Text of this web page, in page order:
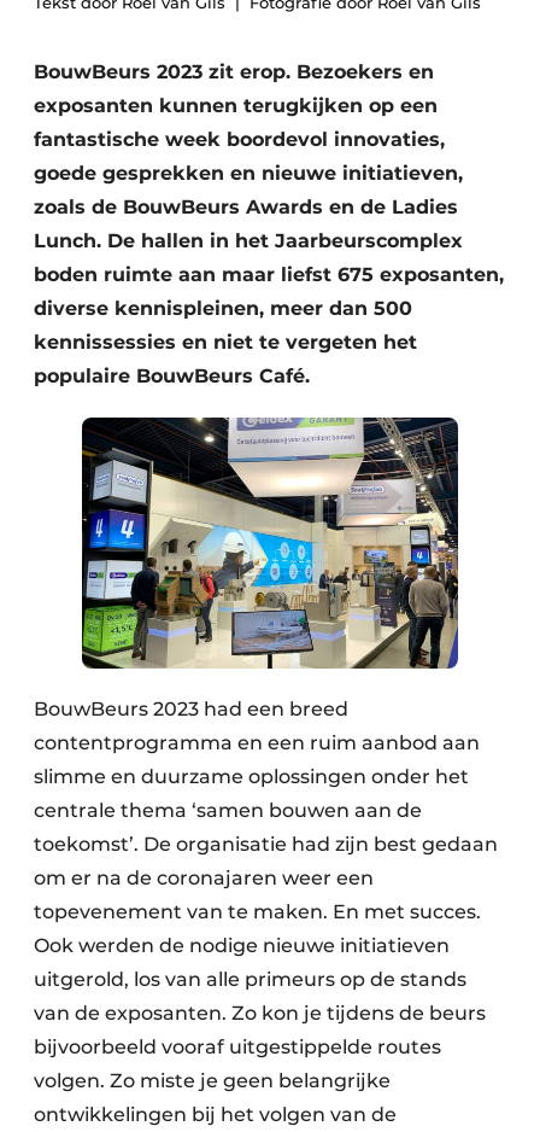
Podcasts
Vacature aanmelden
Vacatures
Video’s
BouwBeurs 2023 zit erop. Bezoekers en
exposanten kunnen terugkijken op een
fantastische week boordevol innovaties,
goede gesprekken en nieuwe initiatieven,
zoals de BouwBeurs Awards en de Ladies
Lunch. De hallen in het Jaarbeurscomplex
boden ruimte aan maar liefst 675 exposanten,
diverse kennispleinen, meer dan 500
kennissessies en niet te vergeten het
populaire BouwBeurs Café.
BouwBeurs 2023 had een breed
contentprogramma en een ruim aanbod aan
slimme en duurzame oplossingen onder het
centrale thema ‘samen bouwen aan de
toekomst’. De organisatie had zijn best gedaan
om er na de coronajaren weer een
topevenement van te maken. En met succes.
Ook werden de nodige nieuwe initiatieven
uitgerold, los van alle primeurs op de stands
van de exposanten. Zo kon je tijdens de beurs
bijvoorbeeld vooraf uitgestippelde routes
volgen. Zo miste je geen belangrijke
ontwikkelingen bij het volgen van de